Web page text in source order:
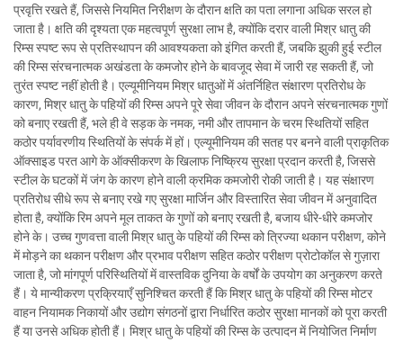
प्रवृत्ति रखते हैं, जिससे नियमित निरीक्षण के दौरान क्षति का पता लगाना अधिक सरल हो
जाता है। क्षति की दृश्यता एक महत्वपूर्ण सुरक्षा लाभ है, क्योंकि दरार वाली मिश्र धातु की
रिम्स स्पष्ट रूप से प्रतिस्थापन की आवश्यकता को इंगित करती हैं, जबकि झुकी हुई स्टील
की रिम्स संरचनात्मक अखंडता के कमजोर होने के बावजूद सेवा में जारी रह सकती हैं, जो
तुरंत स्पष्ट नहीं होती है। एल्यूमीनियम मिश्र धातुओं में अंतर्निहित संक्षारण प्रतिरोध के
कारण, मिश्र धातु के पहियों की रिम्स अपने पूरे सेवा जीवन के दौरान अपने संरचनात्मक गुणों
को बनाए रखती हैं, भले ही वे सड़क के नमक, नमी और तापमान के चरम स्थितियों सहित
कठोर पर्यावरणीय स्थितियों के संपर्क में हों। एल्यूमीनियम की सतह पर बनने वाली प्राकृतिक
ऑक्साइड परत आगे के ऑक्सीकरण के खिलाफ निष्क्रिय सुरक्षा प्रदान करती है, जिससे
स्टील के घटकों में जंग के कारण होने वाली क्रमिक कमजोरी रोकी जाती है। यह संक्षारण
प्रतिरोध सीधे रूप से बनाए रखे गए सुरक्षा मार्जिन और विस्तारित सेवा जीवन में अनुवादित
होता है, क्योंकि रिम अपने मूल ताकत के गुणों को बनाए रखती है, बजाय धीरे-धीरे कमजोर
होने के। उच्च गुणवत्ता वाली मिश्र धातु के पहियों की रिम्स को त्रिज्या थकान परीक्षण, कोने
में मोड़ने का थकान परीक्षण और प्रभाव परीक्षण सहित कठोर परीक्षण प्रोटोकॉल से गुज़ारा
जाता है, जो मांगपूर्ण परिस्थितियों में वास्तविक दुनिया के वर्षों के उपयोग का अनुकरण करते
हैं। ये मान्यीकरण प्रक्रियाएँ सुनिश्चित करती हैं कि मिश्र धातु के पहियों की रिम्स मोटर
वाहन नियामक निकायों और उद्योग संगठनों द्वारा निर्धारित कठोर सुरक्षा मानकों को पूरा करती
हैं या उनसे अधिक होती हैं। मिश्र धातु के पहियों की रिम्स के उत्पादन में नियोजित निर्माण